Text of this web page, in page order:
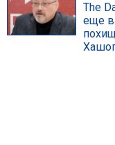
The
еще в